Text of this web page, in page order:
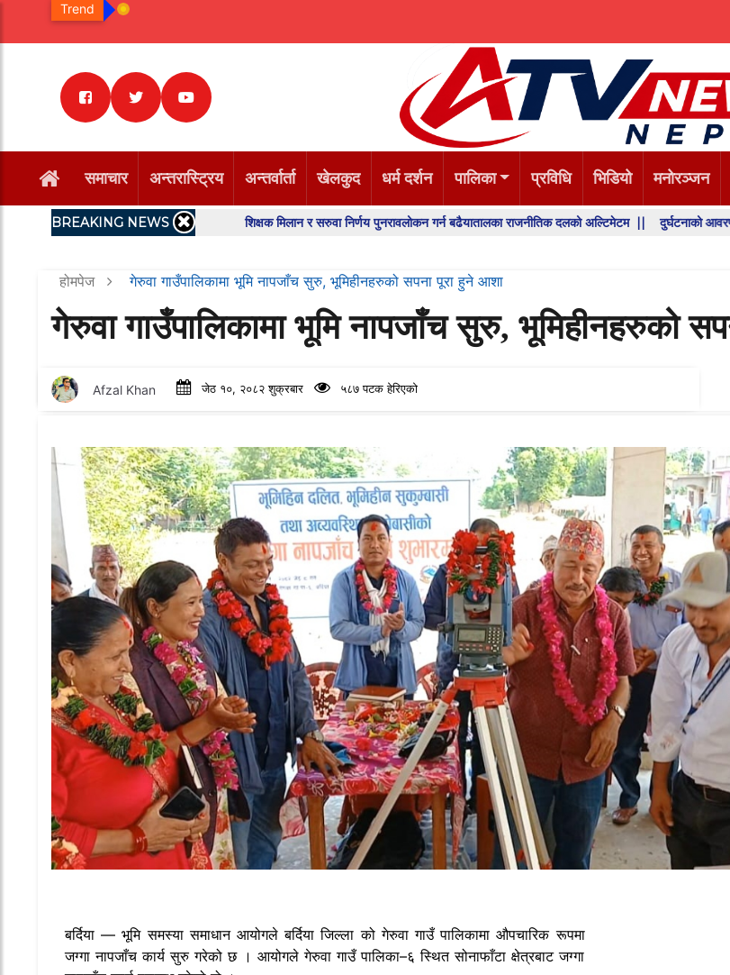
Trend
समाचार अन्तरास्ट्रिय अन्तर्वार्ता खेलकुद धर्म दर्शन पालिका प्रविधि भिडियो मनोरञ्जन
शिक्षक मिलान र सरुवा निर्णय पुनरावलोकन गर्न बढैयातालका राजनीतिक दलको अल्टिमेटम ||दुर्घटनाको आवरणमा
BREAKING NEWS
होमपेज गेरुवा गाउँपालिकामा भूमि नापजाँच सुरु, भूमिहीनहरुको सपना पूरा हुने आशा
गेरुवा गाउँपालिकामा भूमि नापजाँच सुरु, भूमिहीनहरुको
Afzal Khan जेठ १०, २०८२ शुक्रबार ५८७ पटक हेरिएको
बर्दिया — भूमि समस्या समाधान आयोगले बर्दिया जिल्ला को गेरुवा गाउँ पालिकामा औपचारिक रूपमा
जग्गा नापजाँच कार्य सुरु गरेको छ । आयोगले गेरुवा गाउँ पालिका–६ स्थित सोनाफाँटा क्षेत्रबाट जग्गा